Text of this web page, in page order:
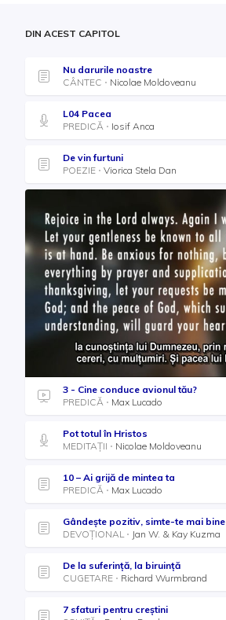
DIN ACEST CAPITOL
Nu darurile noastre
CÂNTEC
Nicolae Moldoveanu
L04 Pacea
PREDICĂ
Iosif Anca
De vin furtuni
POEZIE
Viorica Stela Dan
3 - Cine conduce avionul tău?
PREDICĂ
Max Lucado
Pot totul în Hristos
MEDITAȚII
Nicolae Moldoveanu
10 – Ai grijă de mintea ta
PREDICĂ
Max Lucado
Gândește pozitiv, simte-te mai bine
DEVOȚIONAL
Jan W. & Kay Kuzma
De la suferință, la biruință
CUGETARE
Richard Wurmbrand
7 sfaturi pentru creștini